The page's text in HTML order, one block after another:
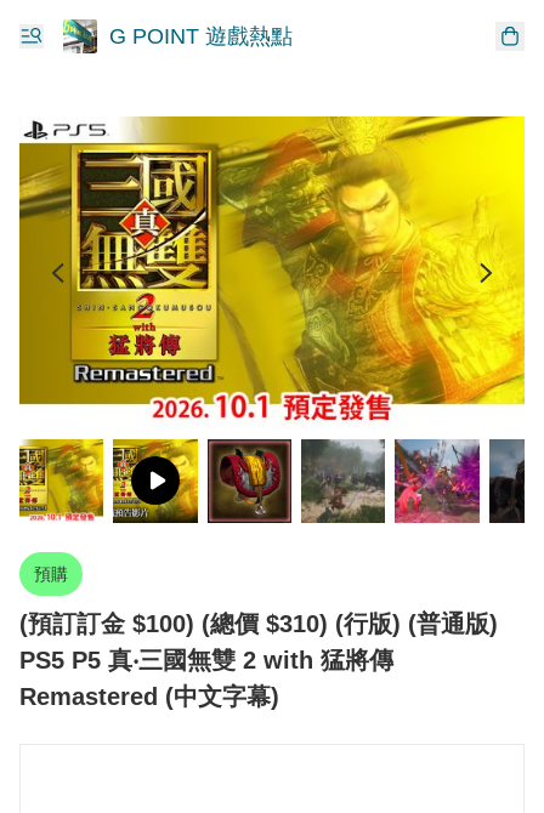
G POINT 遊戲熱點
預購
(預訂訂金 $100) (總價 $310) (行版) (普通版)
PS5 P5 真‧三國無雙 2 with 猛將傳
Remastered (中文字幕)